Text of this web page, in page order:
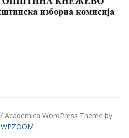
/ Academica WordPress Theme by
WPZOOM